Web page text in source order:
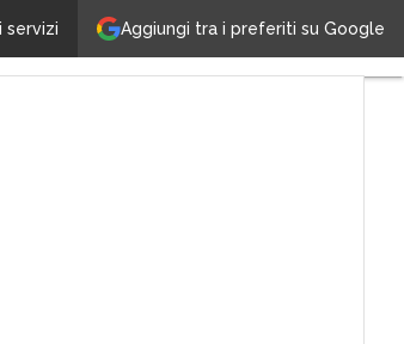
Aggiungi tra i preferiti su Google
servizil’acquisizione di Micro FocusUltimi
articoli
Tech